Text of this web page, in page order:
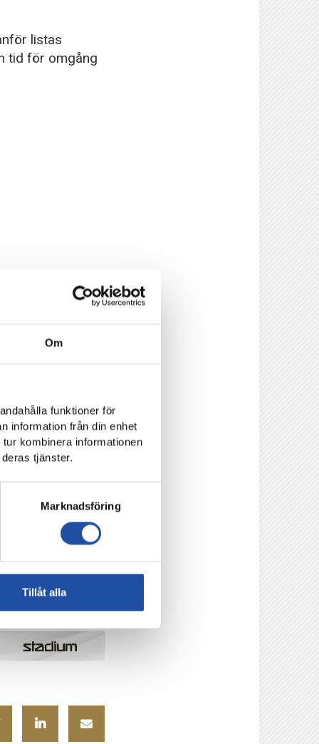
Om
funktioner för
information från din enhet
kombinera informationen
tjänster.
Marknadsföring
Tillåt alla
listas
tid för omgång